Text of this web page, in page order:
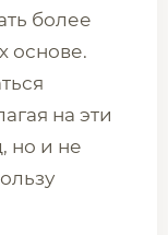
более
основе.
на эти
но и не